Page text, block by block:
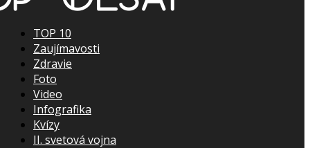
TOP 10
Zaujímavosti
Zdravie
Foto
Video
Infografika
Kvízy
II. svetová vojna